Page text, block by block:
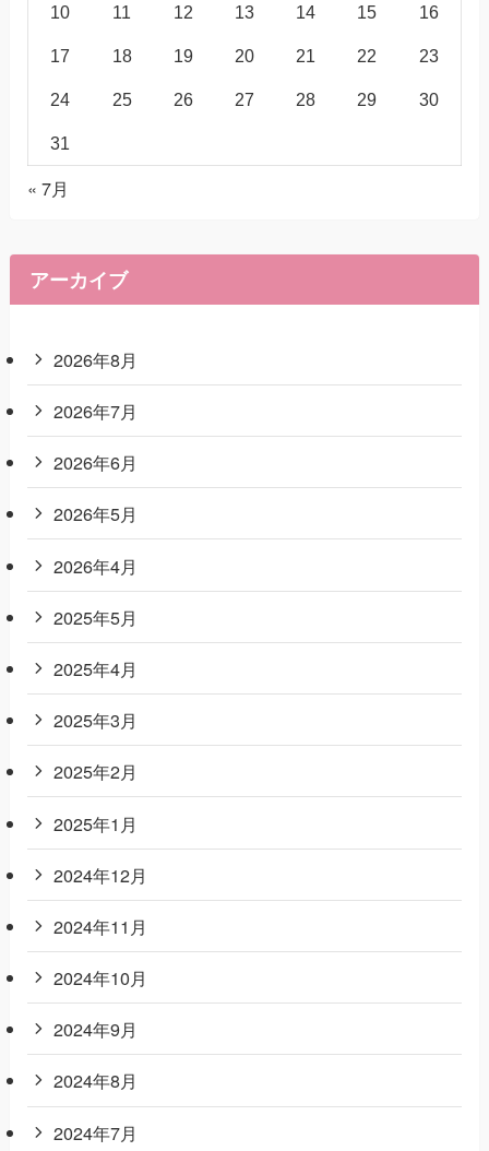
10 11 12 13 14 15 16
17 18 19 20 21 22 23
24 25 26 27 28 29 30
31
« 7月
アーカイブ
2026年8月
2026年7月
2026年6月
2026年5月
2026年4月
2025年5月
2025年4月
2025年3月
2025年2月
2025年1月
2024年12月
2024年11月
2024年10月
2024年9月
2024年8月
2024年7月